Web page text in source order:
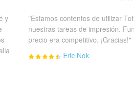
y
"Estamos contentos de utilizar
nuestras tareas de impresión.
precio era competitivo. ¡Gracias!"
Eric Nok